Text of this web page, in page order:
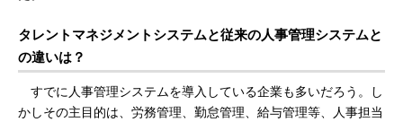
タレントマネジメントシステムと従来の人事管理システムと
の違いは？
すでに人事管理システムを導入している企業も多いだろう。し
かしその主目的は、労務管理、勤怠管理、給与管理等、人事担当